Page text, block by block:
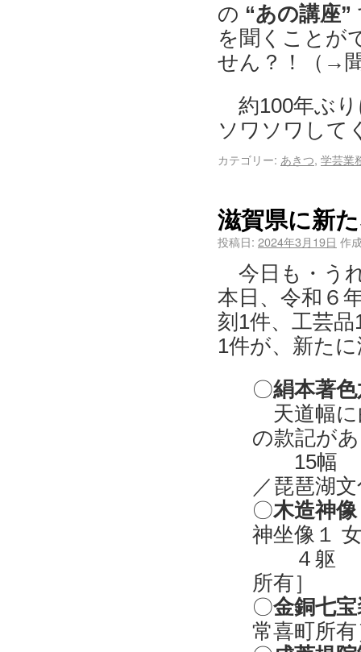
の “あの講座”
を聞くことが
せん？！（→
約100年ぶり
ソワソワして
カテゴリー: あきつ, 学芸業
滋賀県に新
投稿日: 2024年3月19日 作
今日も・う
本日、令和６
刻1件、工芸
1件が、新た
〇絹本著
天道幅に
の款記が
15幅 ［
／琵琶湖
〇木造神像
神坐像１
４躯 ［
所有］
〇金銅七
常喜町所